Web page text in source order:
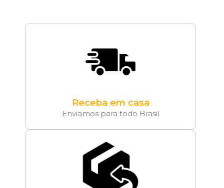
Receba em casa
Enviamos para todo Brasil